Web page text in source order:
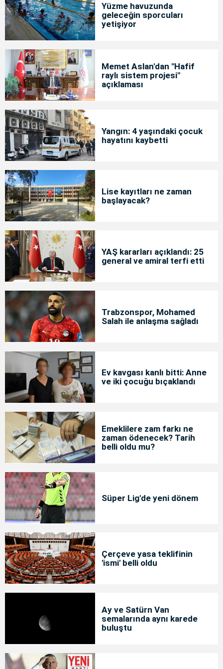
Yüzme havuzunda
geleceğin sporcuları
yetişiyor
Memet Aslan'dan "Hafif
raylı sistem projesi"
açıklaması
Yangın: 4 yaşındaki çocuk
hayatını kaybetti
Lise kayıtları ne zaman
başlayacak?
YAŞ kararları açıklandı: 25
general ve amiral terfi etti
Trabzonspor, Mohamed
Salah ile anlaşma sağladı
Ev kavgası kanlı bitti: Anne
ve iki çocuğu bıçaklandı
Emeklilere zam farkı ne
zaman ödenecek? Tarih
belli oldu mu?
Süper Lig'de yeni dönem
Çerçeve yasa teklifinin
'ismi' belli oldu
Ay ve Satürn Van
semalarında aynı karede
buluştu